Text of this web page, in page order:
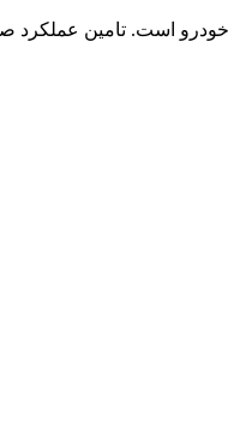
خودرو است. تامین